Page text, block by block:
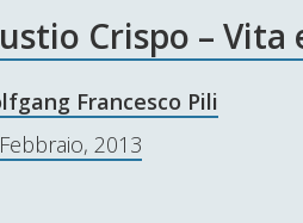
Crispo – Vita
Francesco Pili
2013